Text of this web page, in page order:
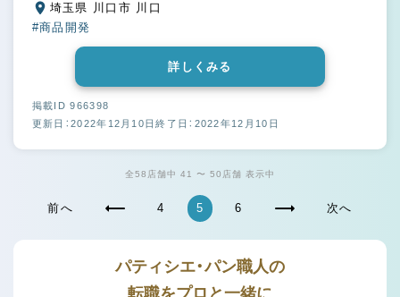
埼玉県 川口市 川口
#商品開発
詳しくみる
掲載ID 966398
更新日：2022年12月10日終了日：2022年12月10日
全58店舗中 41 〜 50店舗 表示中
前へ 4 5 6 次へ
パティシエ・パン職人の